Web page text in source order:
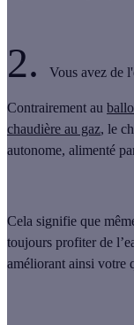
2. Vous avez de
Contrairement au
chaudière au gaz, le
autonome, alimenté
Cela signifie que
toujours profiter de
améliorant ainsi votre